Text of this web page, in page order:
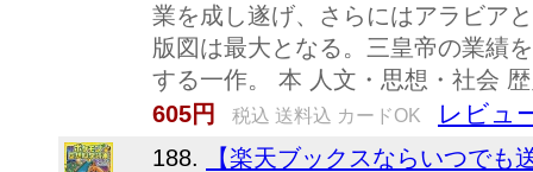
業を成し遂げ、さらにはアラビア
版図は最大となる。三皇帝の業績
する一作。 本 人文・思想・社会
605円
税込 送料込 カードOK レビュ
188.
【楽天ブックスならいつで